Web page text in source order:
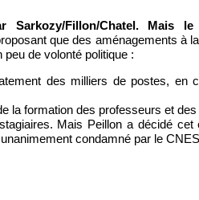
Fillon/Chatel. Mais le
que des aménagements à
de volonté politique :
des milliers de postes, en
la formation des professeurs et
Mais Peillon a décidé cet
condamné par le